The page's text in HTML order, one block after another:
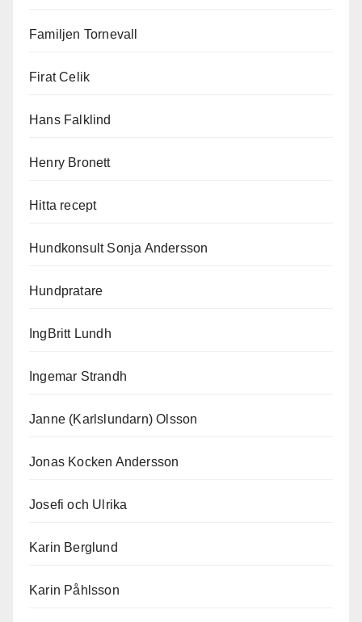
Familjen Tornevall
Firat Celik
Hans Falklind
Henry Bronett
Hitta recept
Hundkonsult Sonja Andersson
Hundpratare
IngBritt Lundh
Ingemar Strandh
Janne (Karlslundarn) Olsson
Jonas Kocken Andersson
Josefi och Ulrika
Karin Berglund
Karin Påhlsson